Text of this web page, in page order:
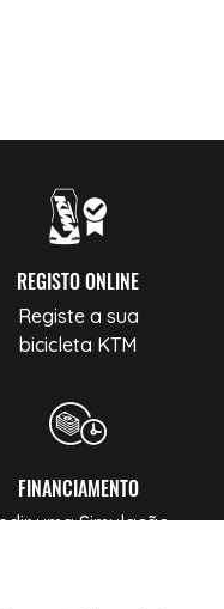
REGISTO ONLINE
Registe a sua
bicicleta KTM
FINANCIAMENTO
uma Simulação